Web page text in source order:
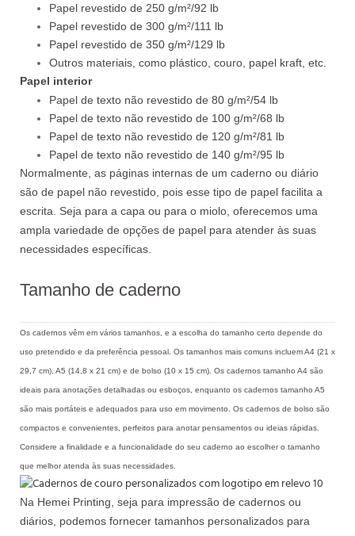
Papel revestido de 250 g/m²/92 lb
Papel revestido de 300 g/m²/111 lb
Papel revestido de 350 g/m²/129 lb
Outros materiais, como plástico, couro, papel kraft, etc.
Papel interior
Papel de texto não revestido de 80 g/m²/54 lb
Papel de texto não revestido de 100 g/m²/68 lb
Papel de texto não revestido de 120 g/m²/81 lb
Papel de texto não revestido de 140 g/m²/95 lb
Normalmente, as páginas internas de um caderno ou diário
são de papel não revestido, pois esse tipo de papel facilita a
escrita. Seja para a capa ou para o miolo, oferecemos uma
ampla variedade de opções de papel para atender às suas
necessidades específicas.
Tamanho de caderno
Os cadernos vêm em vários tamanhos, e a escolha do tamanho certo depende do
uso pretendido e da preferência pessoal. Os tamanhos mais comuns incluem A4 (21 x
29,7 cm), A5 (14,8 x 21 cm) e de bolso (10 x 15 cm). Os cadernos tamanho A4 são
ideais para anotações detalhadas ou esboços, enquanto os cadernos tamanho A5
são mais portáteis e adequados para uso em movimento. Os cadernos de bolso são
compactos e convenientes, perfeitos para anotar pensamentos ou ideias rápidas.
Considere a finalidade e a funcionalidade do seu caderno ao escolher o tamanho
que melhor atenda às suas necessidades.
Na Hemei Printing, seja para impressão de cadernos ou
diários, podemos fornecer tamanhos personalizados para